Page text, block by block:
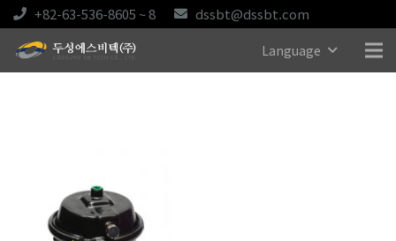
+82-63-536-8605 ~ 8 dssbt@dssbt.com
Language